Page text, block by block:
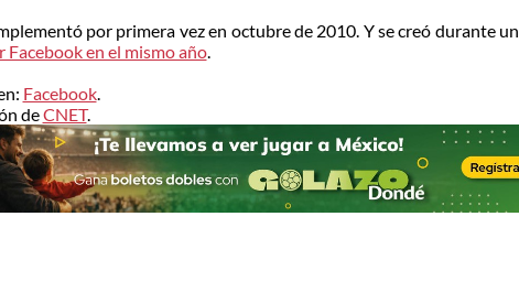
por primera vez en octubre de 2010. Y se creó durante un
Facebook en el mismo año.
Facebook.
deCNET.